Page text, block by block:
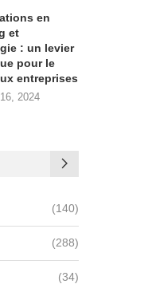
en
et
: un levier
pour le
entreprises
2024
(140)
(288)
(34)